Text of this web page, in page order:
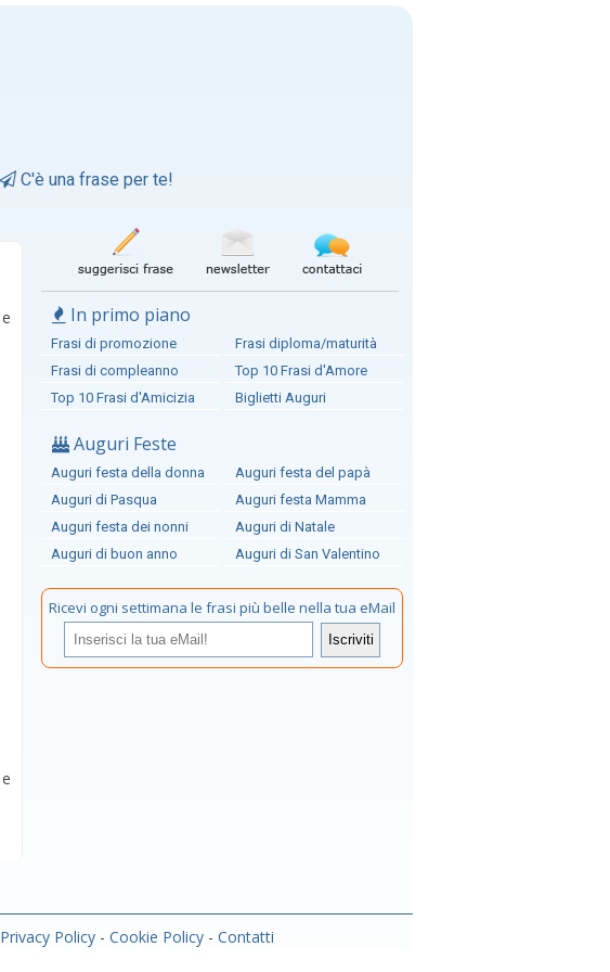
C'è una frase per te!
In primo piano
Frasi di promozione
Frasi diploma/maturità
Frasi di compleanno
Top 10 Frasi d'Amore
Top 10 Frasi d'Amicizia
Biglietti Auguri
Auguri Feste
Auguri festa della donna
Auguri festa del papà
Auguri di Pasqua
Auguri festa Mamma
Auguri festa dei nonni
Auguri di Natale
Auguri di buon anno
Auguri di San Valentino
Ricevi ogni settimana le frasi più belle nella tua eMail
Privacy Policy - Cookie Policy - Contatti